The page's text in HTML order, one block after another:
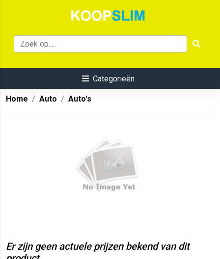
Categorieën
Home Auto Auto's
Er zijn geen actuele prijzen bekend van dit